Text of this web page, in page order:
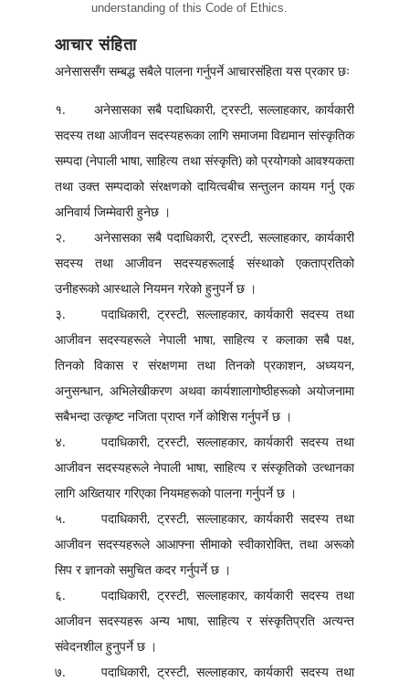
understanding of this Code of Ethics.
आचार संहिता
अनेसाससँग सम्बद्ध सबैले पालना गर्नुपर्ने आचारसंहिता यस प्रकार छः
१. अनेसासका सबै पदाधिकारी, ट्रस्टी, सल्लाहकार, कार्यकारी
सदस्य तथा आजीवन सदस्यहरूका लागि समाजमा विद्यमान सांस्कृतिक
सम्पदा (नेपाली भाषा, साहित्य तथा संस्कृति) को प्रयोगको आवश्यकता
तथा उक्त सम्पदाको संरक्षणको दायित्वबीच सन्तुलन कायम गर्नु एक
अनिवार्य जिम्मेवारी हुनेछ ।
२. अनेसासका सबै पदाधिकारी, ट्रस्टी, सल्लाहकार, कार्यकारी
सदस्य तथा आजीवन सदस्यहरूलाई संस्थाको एकताप्रतिको
उनीहरूको आस्थाले नियमन गरेको हुनुपर्ने छ ।
३. पदाधिकारी, ट्रस्टी, सल्लाहकार, कार्यकारी सदस्य तथा
आजीवन सदस्यहरूले नेपाली भाषा, साहित्य र कलाका सबै पक्ष,
तिनको विकास र संरक्षणमा तथा तिनको प्रकाशन, अध्ययन,
अनुसन्धान, अभिलेखीकरण अथवा कार्यशालागोष्ठीहरूको अयोजनामा
सबैभन्दा उत्कृष्ट नजिता प्राप्त गर्ने कोशिस गर्नुपर्ने छ ।
४. पदाधिकारी, ट्रस्टी, सल्लाहकार, कार्यकारी सदस्य तथा
आजीवन सदस्यहरूले नेपाली भाषा, साहित्य र संस्कृतिको उत्थानका
लागि अख्तियार गरिएका नियमहरूको पालना गर्नुपर्ने छ ।
५. पदाधिकारी, ट्रस्टी, सल्लाहकार, कार्यकारी सदस्य तथा
आजीवन सदस्यहरूले आआफ्ना सीमाको स्वीकारोक्ति, तथा अरूको
सिप र ज्ञानको समुचित कदर गर्नुपर्ने छ ।
६. पदाधिकारी, ट्रस्टी, सल्लाहकार, कार्यकारी सदस्य तथा
आजीवन सदस्यहरू अन्य भाषा, साहित्य र संस्कृतिप्रति अत्यन्त
संवेदनशील हुनुपर्ने छ ।
७. पदाधिकारी, ट्रस्टी, सल्लाहकार, कार्यकारी सदस्य तथा